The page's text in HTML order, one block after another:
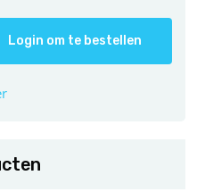
Login om te bestellen